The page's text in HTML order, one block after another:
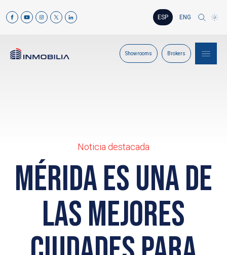
ESP ENG
Showrooms Brokers
Noticia destacada
Mérida es una de
las mejores